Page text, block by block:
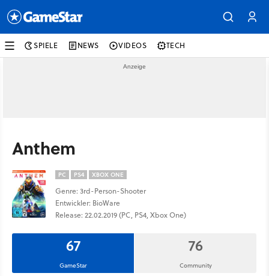
SPIELE NEWS VIDEOS TECH
Anthem
PC PS4 XBOX ONE
Genre: 3rd-Person-Shooter
Entwickler: BioWare
Release: 22.02.2019 (PC, PS4, Xbox One)
67
GameStar
76
Community